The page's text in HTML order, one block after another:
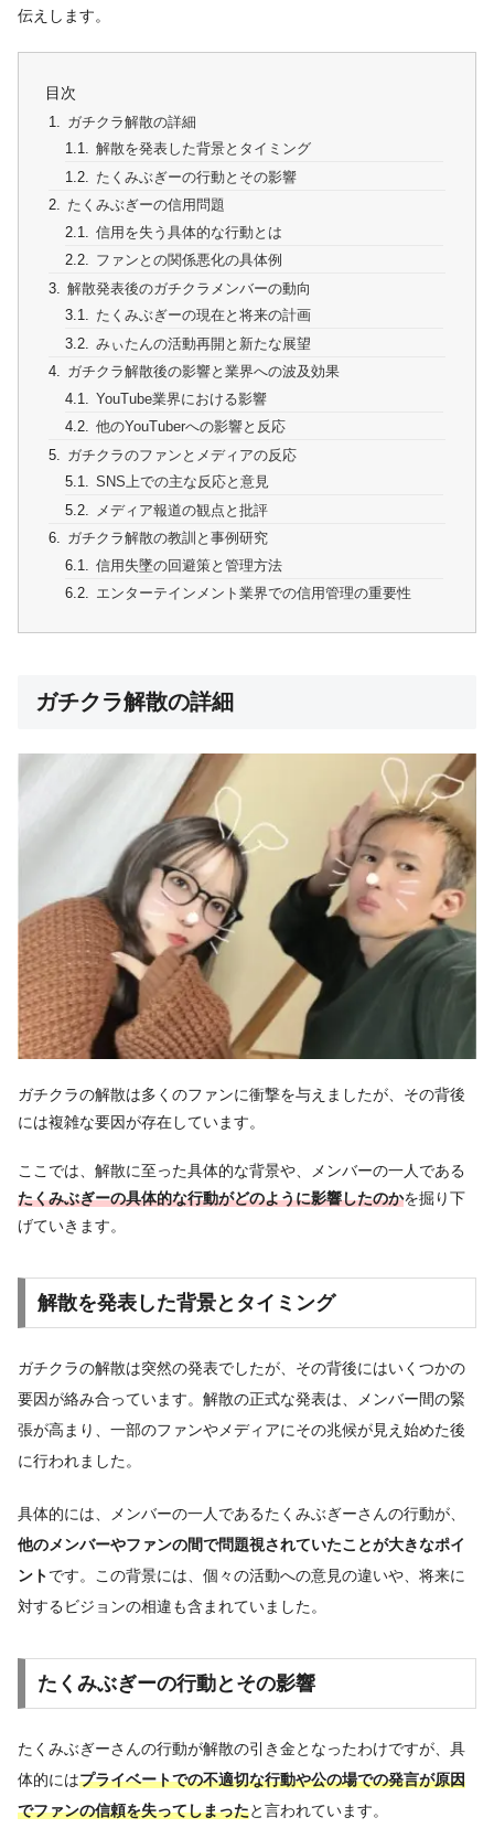
伝えします。
目次
ガチクラ解散の詳細
解散を発表した背景とタイミング
たくみぶぎーの行動とその影響
たくみぶぎーの信用問題
信用を失う具体的な行動とは
ファンとの関係悪化の具体例
解散発表後のガチクラメンバーの動向
たくみぶぎーの現在と将来の計画
みぃたんの活動再開と新たな展望
ガチクラ解散後の影響と業界への波及効果
YouTube業界における影響
他のYouTuberへの影響と反応
ガチクラのファンとメディアの反応
SNS上での主な反応と意見
メディア報道の観点と批評
ガチクラ解散の教訓と事例研究
信用失墜の回避策と管理方法
エンターテインメント業界での信用管理の重要性
ガチクラ解散の詳細
ガチクラの解散は多くのファンに衝撃を与えましたが、その背後
には複雑な要因が存在しています。
ここでは、解散に至った具体的な背景や、メンバーの一人である
たくみぶぎーの具体的な行動がどのように影響したのかを掘り下
げていきます。
解散を発表した背景とタイミング
ガチクラの解散は突然の発表でしたが、その背後にはいくつかの
要因が絡み合っています。解散の正式な発表は、メンバー間の緊
張が高まり、一部のファンやメディアにその兆候が見え始めた後
に行われました。
具体的には、メンバーの一人であるたくみぶぎーさんの行動が、
他のメンバーやファンの間で問題視されていたことが大きなポイ
ントです。この背景には、個々の活動への意見の違いや、将来に
対するビジョンの相違も含まれていました。
たくみぶぎーの行動とその影響
たくみぶぎーさんの行動が解散の引き金となったわけですが、具
体的にはプライベートでの不適切な行動や公の場での発言が原因
でファンの信頼を失ってしまったと言われています。